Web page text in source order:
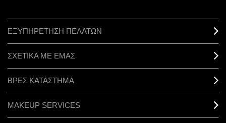
ΕΞΥΠΗΡΕΤΗΣΗ ΠΕΛΑΤΩΝ
ΣΧΕΤΙΚΑ ΜΕ ΕΜΑΣ
ΒΡΕΣ ΚΑΤΑΣΤΗΜΑ
MAKEUP SERVICES